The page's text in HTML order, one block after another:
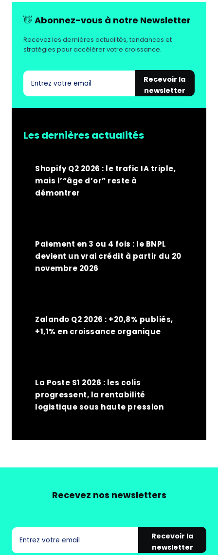
ÈRE
CATALOGUES
DANS
L’E-
LA
GRANDE
👋 Abonnez-vous à notre Newsletter
Recevez les dernières actualités, tendances et
stratégies pour accélérer votre croissance.
Recevoir la
newsletter
Les dernières actualités
Shopify Q2 2026 : le trafic IA triple,
mais l’“âge d’or” reste à
démontrer
Paiement en 3 ou 4 fois : le BNPL
devient un vrai crédit à partir du 20
novembre 2026
Zalando Q2 2026 : +20,8% publiés,
+1,1% en croissance organique
La Poste S1 2026 : les colis
progressent, la rentabilité
logistique sous haute pression
Recevez nos newsletters
Recevoir la
newsletter